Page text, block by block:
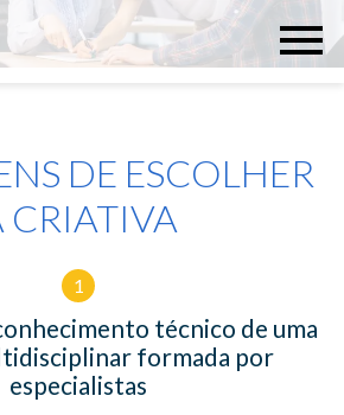
DE ESCOLHER
CRIATIVA
1
técnico de uma
formada por
especialistas